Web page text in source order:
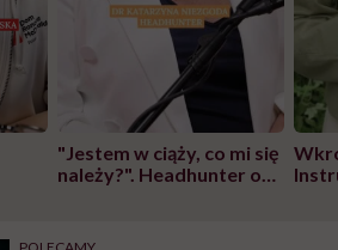
"Jestem w ciąży, co mi się
należy?". Headhunter o
pracy